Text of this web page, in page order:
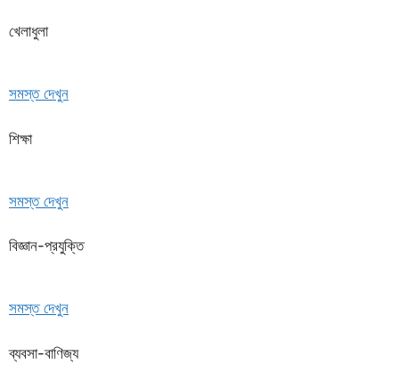
খেলাধুলা
সমস্ত দেখুন
শিক্ষা
সমস্ত দেখুন
বিজ্ঞান-প্রযুক্তি
সমস্ত দেখুন
ব্যবসা-বাণিজ্য